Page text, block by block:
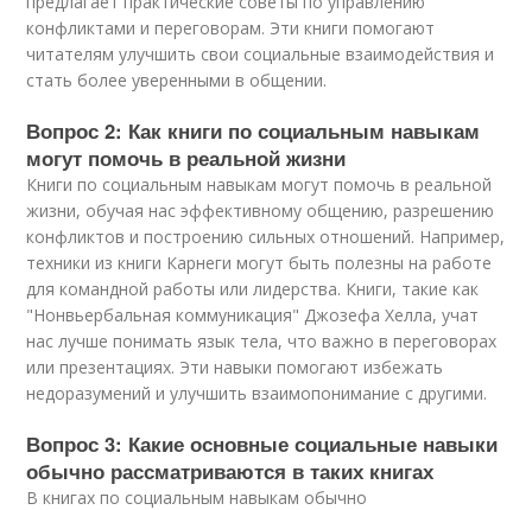
конфликтами и переговорам. Эти книги помогают
читателям улучшить свои социальные взаимодействия и
стать более уверенными в общении.
Вопрос 2: Как книги по социальным навыкам
могут помочь в реальной жизни
Книги по социальным навыкам могут помочь в реальной
жизни, обучая нас эффективному общению, разрешению
конфликтов и построению сильных отношений. Например,
техники из книги Карнеги могут быть полезны на работе
для командной работы или лидерства. Книги, такие как
"Нонвьербальная коммуникация" Джозефа Хелла, учат
нас лучше понимать язык тела, что важно в переговорах
или презентациях. Эти навыки помогают избежать
недоразумений и улучшить взаимопонимание с другими.
Вопрос 3: Какие основные социальные навыки
обычно рассматриваются в таких книгах
В книгах по социальным навыкам обычно